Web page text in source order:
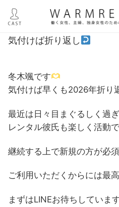
気付けば折り返し
冬木颯です
気付けば早くも2026年折り
最近は日々目まぐるしく過
レンタル彼氏も楽しく活動
継続する上で新規の方が必
ご利用いただくからには最
まずはLINEお待ちしていま